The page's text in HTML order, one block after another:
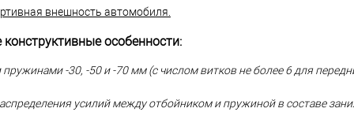
внешность автомобиля.
особенности:
-30, -50 и -70 мм (с числом витков не более 6 для
усилий между отбойником и пружиной в составе